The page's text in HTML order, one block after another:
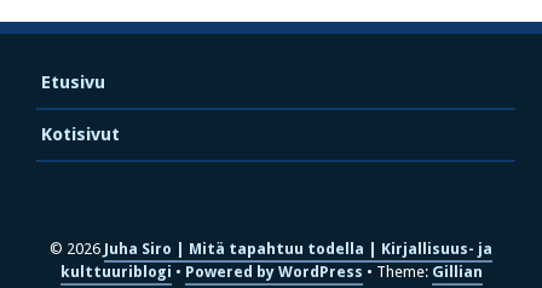
Etusivu
Kotisivut
© 2026 Juha Siro | Mitä tapahtuu todella | Kirjallisuus- ja
kulttuuriblogi
Powered by WordPress Theme: Gillian